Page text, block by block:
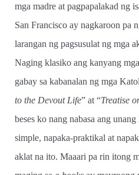
mga madre at pagpapalakad ng
San Francisco ay nagkaroon pa
larangan ng pagsusulat ng mga
Naging klasiko ang kanyang
gabay sa kabanalan ng mga
to the Devout Life” at “Treatise
beses ko nang nabasa ang
simple, napaka-praktikal at
aklat na ito. Maaari pa rin itong